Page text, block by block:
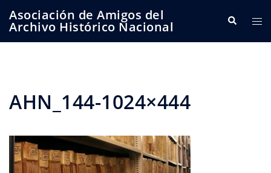
Asociación de Amigos del
Archivo Histórico Nacional Buscar
AHN_144-1024×444